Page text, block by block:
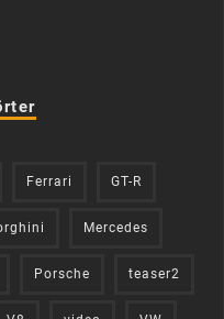
Ferrari GT-R
Mercedes
Porsche teaser2